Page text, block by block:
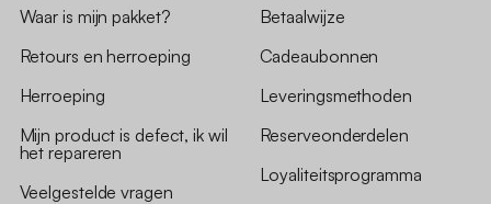
Waar is mijn pakket?
Retours en herroeping
Herroeping
Mijn product is defect, ik wil
het repareren
Veelgestelde vragen
Betaalwijze
Cadeaubonnen
Leveringsmethoden
Reserveonderdelen
Loyaliteitsprogramma